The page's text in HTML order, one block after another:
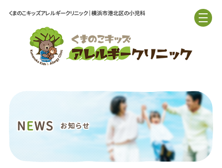
くまのこキッズアレルギークリニック｜横浜市港北区の小児科
NEWS お知らせ